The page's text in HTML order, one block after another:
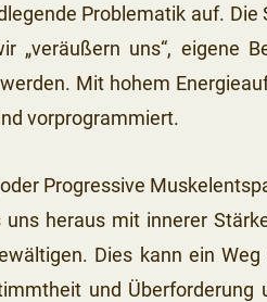
Problematik auf.
uns“, eigene
Mit hohem
vorprogrammiert.
Progressive
heraus mit innerer
Dies kann ein
und